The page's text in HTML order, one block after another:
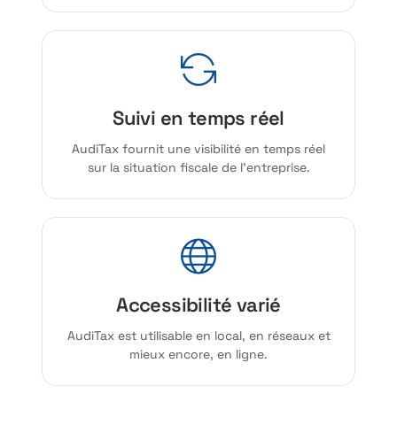
Suivi en temps réel
AudiTax fournit une visibilité en temps réel
sur la situation fiscale de l’entreprise.
Accessibilité varié
AudiTax est utilisable en local, en réseaux et
mieux encore, en ligne.